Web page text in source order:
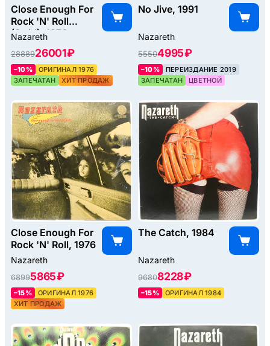
Close Enough For
Rock 'N' Roll
(Swirl), 1976
Nazareth
2888926001 ₽
–10%
ОРИГИНАЛ 1976
ЗАПЕЧАТАН
ХИТ ПРОДАЖ
No Jive, 1991
Nazareth
55504995 ₽
–10%
ПЕРЕИЗДАНИЕ 2019
ЗАПЕЧАТАН
ЦВЕТНОЙ
Close Enough For
Rock 'N' Roll, 1976
Nazareth
68995865 ₽
–15%
ОРИГИНАЛ 1976
ХИТ ПРОДАЖ
The Catch, 1984
Nazareth
96808228 ₽
–15% ОРИГИНАЛ 1984